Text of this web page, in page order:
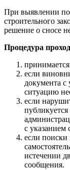
При выявлении
строительного
решение о сносе
Процедура
если
документа с
ситуацию
если
с указанием
если поиски
истечении
сообщения.